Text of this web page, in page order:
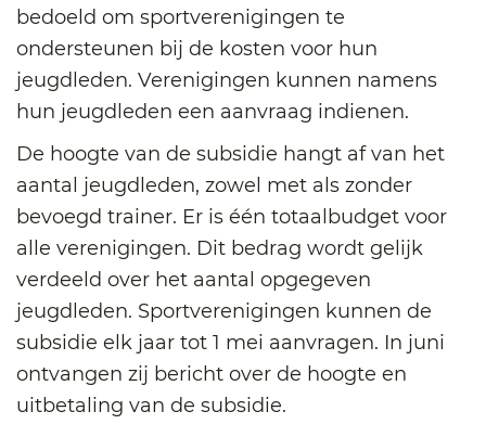
bedoeld om sportverenigingen te
ondersteunen bij de kosten voor hun
jeugdleden. Verenigingen kunnen namens
hun jeugdleden een aanvraag indienen.
De hoogte van de subsidie hangt af van het
aantal jeugdleden, zowel met als zonder
bevoegd trainer. Er is één totaalbudget voor
alle verenigingen. Dit bedrag wordt gelijk
verdeeld over het aantal opgegeven
jeugdleden. Sportverenigingen kunnen de
subsidie elk jaar tot 1 mei aanvragen. In juni
ontvangen zij bericht over de hoogte en
uitbetaling van de subsidie.